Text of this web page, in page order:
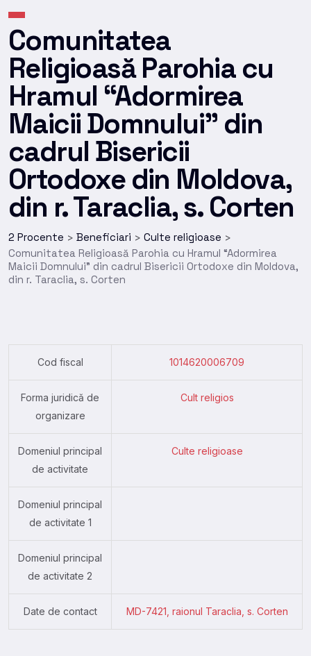
Comunitatea
Religioasă Parohia cu
Hramul “Adormirea
Maicii Domnului” din
cadrul Bisericii
Ortodoxe din Moldova,
din r. Taraclia, s. Corten
2 Procente > Beneficiari > Culte religioase >
Comunitatea Religioasă Parohia cu Hramul “Adormirea
Maicii Domnului” din cadrul Bisericii Ortodoxe din Moldova,
din r. Taraclia, s. Corten
Cod fiscal 1014620006709
Forma juridică de
organizare
Cult religios
Domeniul principal
de activitate
Culte religioase
Domeniul principal
de activitate 1
Domeniul principal
de activitate 2
Date de contact MD-7421, raionul Taraclia, s. Corten